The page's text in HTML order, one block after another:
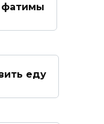
фатимы
еду